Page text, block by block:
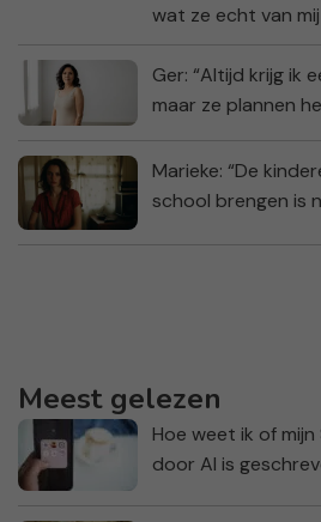
wat ze echt van
Ger: “Altijd krijg ik
maar ze plannen
Marieke: “De
school brengen is
Meest gelezen
Hoe weet ik of
door AI is